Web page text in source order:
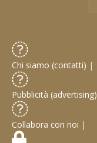
Chi siamo (contatti) |
Pubblicità (advertising)
Collabora con noi |